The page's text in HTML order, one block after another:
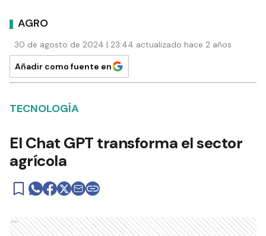
AGRO
30 de agosto de 2024 | 23:44 actualizado hace 2 años
Añadir como fuente en
TECNOLOGÍA
El Chat GPT transforma el sector
agrícola
Ads